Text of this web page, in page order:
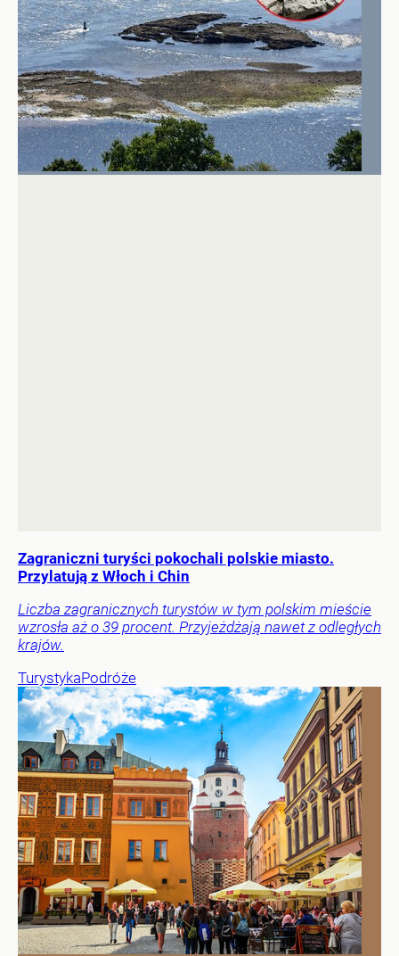
Zagraniczni turyści pokochali polskie miasto.
Przylatują z Włoch i Chin
Liczba zagranicznych turystów w tym polskim mieście
wzrosła aż o 39 procent. Przyjeżdżają nawet z odległych
krajów.
TurystykaPodróże